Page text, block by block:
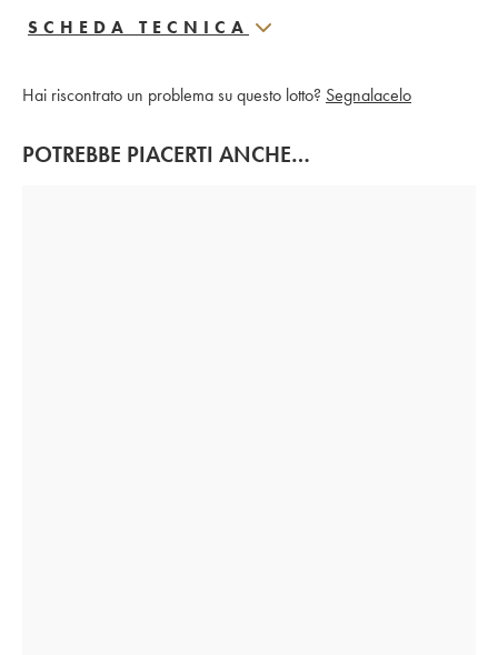
SCHEDA TECNICA
Hai riscontrato un problema su questo lotto? Segnalacelo
POTREBBE PIACERTI ANCHE…